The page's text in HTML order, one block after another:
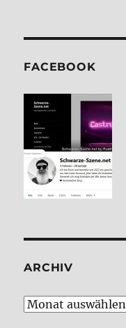
FACE­BOOK
ARCHIV
Archiv